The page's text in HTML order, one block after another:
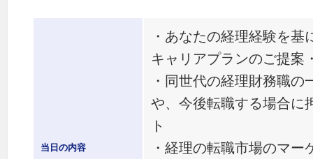
当日の内容
・あなたの経理経験を
キャリアプランのご提案
・同世代の経理財務職
や、今後転職する場合に
ト
・経理の転職市場のマ